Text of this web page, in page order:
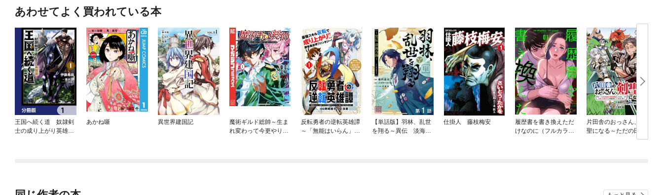
あわせてよく買われている本
王国へ続く道 奴隷剣
士の成り上がり英雄譚
あかね噺 異世界建国記
魔術ギルド総帥～生ま
れ変わって今更やり直
反転勇者の逆転英雄譚
～「無能はいらん」と
【単話版】羽林、乱世
を翔る～異伝 淡海乃
仕掛人 藤枝梅安
履歴書を書き換えただ
けなのに（フルカラ
片田舎のおっさん、剣
聖になる～ただの田舎
の剣術師範だったの